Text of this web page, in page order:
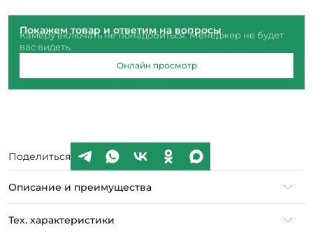
Покажем товар и ответим на вопросы
Камеру включать не понадобиться. Менеджер не будет
вас видеть.
Онлайн просмотр
Поделиться
Описание и преимущества
Тех. характеристики